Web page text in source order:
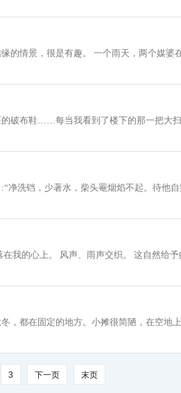
的情景，很是有趣。 一个雨天，两个媒婆
破布鞋……每当我看到了楼下的那一把大
洗铛，少著水，柴头罨烟焰不起。待他自
我的心上。 风声、雨声交织。 这自然给
，都在固定的地方。小摊很简陋，在空地
3 下一页 末页